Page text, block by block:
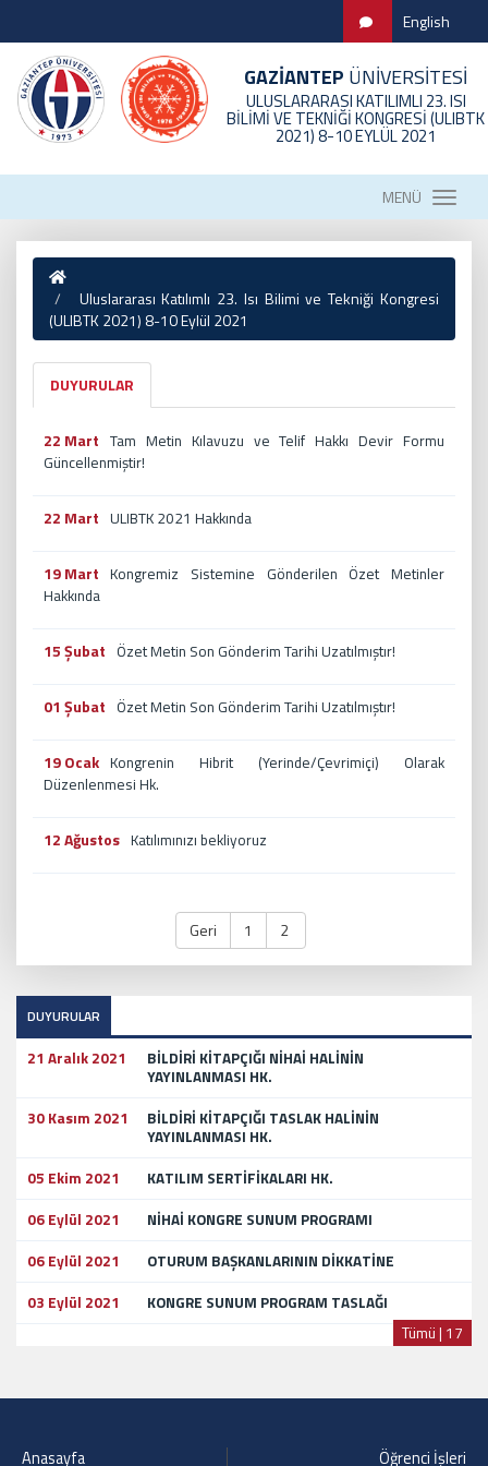
English
GAZİANTEP ÜNİVERSİTESİ
ULUSLARARASI KATILIMLI 23. ISI
BİLİMİ VE TEKNİĞİ KONGRESİ (ULIBTK
2021) 8-10 EYLÜL 2021
MENÜ
Uluslararası Katılımlı 23. Isı Bilimi ve Tekniği Kongresi
(ULIBTK 2021) 8-10 Eylül 2021
DUYURULAR
22 Mart Tam Metin Kılavuzu ve Telif Hakkı Devir Formu
Güncellenmiştir!
22 Mart ULIBTK 2021 Hakkında
19 Mart Kongremiz Sistemine Gönderilen Özet Metinler
Hakkında
15 Şubat Özet Metin Son Gönderim Tarihi Uzatılmıştır!
01 Şubat Özet Metin Son Gönderim Tarihi Uzatılmıştır!
19 Ocak Kongrenin Hibrit (Yerinde/Çevrimiçi) Olarak
Düzenlenmesi Hk.
12 Ağustos Katılımınızı bekliyoruz
Geri 1 2
DUYURULAR
21 Aralık 2021
BİLDİRİ KİTAPÇIĞI NİHAİ HALİNİN
YAYINLANMASI HK.
30 Kasım 2021
BİLDİRİ KİTAPÇIĞI TASLAK HALİNİN
YAYINLANMASI HK.
05 Ekim 2021
KATILIM SERTİFİKALARI HK.
06 Eylül 2021
NİHAİ KONGRE SUNUM PROGRAMI
06 Eylül 2021
OTURUM BAŞKANLARININ DİKKATİNE
03 Eylül 2021
KONGRE SUNUM PROGRAM TASLAĞI
Tümü | 17
Anasayfa Öğrenci İşleri